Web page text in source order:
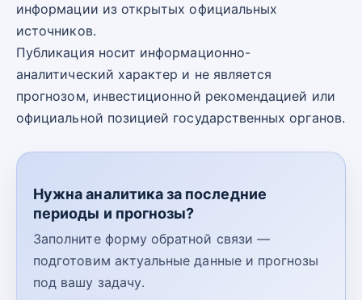
информации из открытых официальных
источников.
Публикация носит информационно-
аналитический характер и не является
прогнозом, инвестиционной рекомендацией или
официальной позицией государственных органов.
Нужна аналитика за последние
периоды и прогнозы?
Заполните форму обратной связи —
подготовим актуальные данные и прогнозы
под вашу задачу.